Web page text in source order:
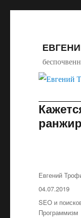
Автор
Евгений
Опубликовано
04.07.2019
Рубрики
SEO и
Программизм